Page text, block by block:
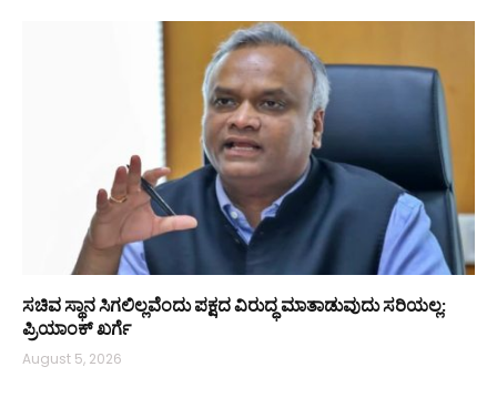
ಸಚಿವ ಸ್ಥಾನ ಸಿಗಲಿಲ್ಲವೆಂದು ಪಕ್ಷದ ವಿರುದ್ಧ ಮಾತಾಡುವುದು ಸರಿಯಲ್ಲ:
ಪ್ರಿಯಾಂಕ್ ಖರ್ಗೆ
August 5, 2026